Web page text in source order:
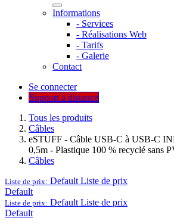
Informations
- Services
- Réalisations Web
- Tarifs
- Galerie
Contact
Se connecter
Support à distance
Tous les produits
Câbles
eSTUFF - Câble USB-C à USB-C
0,5m - Plastique 100 % recyclé sans
Câbles
Liste de prix: Default Liste de prix
Default
Liste de prix: Default Liste de prix
Default